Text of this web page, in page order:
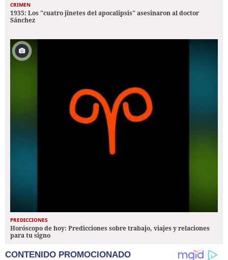
CRIMEN
1935: Los "cuatro jinetes del apocalipsis" asesinaron al doctor
Sánchez
PREDICCIONES
Horóscopo de hoy: Predicciones sobre trabajo, viajes y relaciones
para tu signo
CONTENIDO PROMOCIONADO